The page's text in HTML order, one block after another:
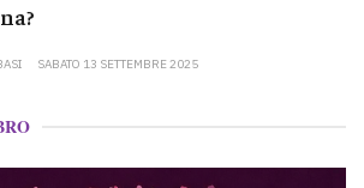
SABATO 13 SETTEMBRE 2025